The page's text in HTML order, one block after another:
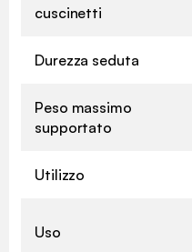
cuscinetti
Durezza seduta
Peso massimo
supportato
Utilizzo
Uso